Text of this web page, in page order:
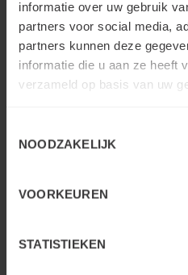
informatie over uw gebruik
partners voor social media,
partners kunnen deze
informatie die u aan ze heeft
verzameld op basis van uw
NOODZAKELIJK
VOORKEUREN
STATISTIEKEN
IA - questions